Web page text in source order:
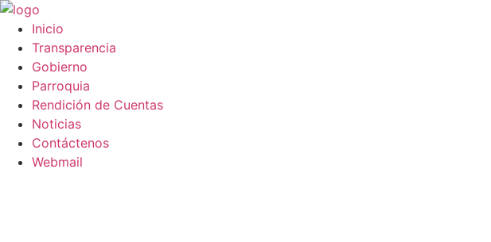
Saltar
contenido
Inicio
Transparencia
Gobierno
Parroquia
Rendición de Cuentas
Noticias
Contáctenos
Webmail